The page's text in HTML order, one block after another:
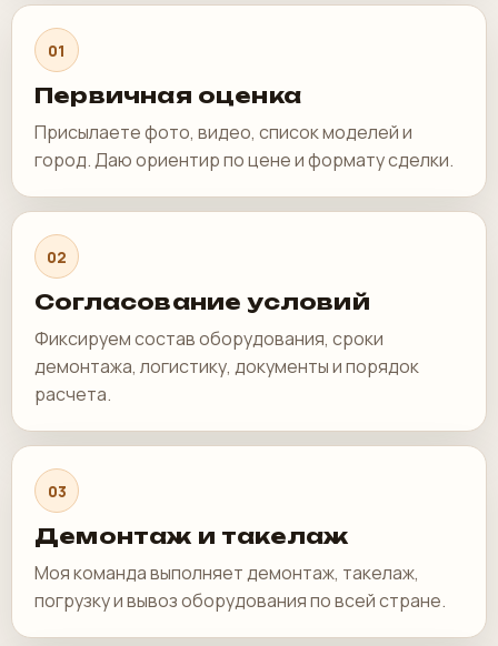
01
Первичная оценка
Присылаете фото, видео, список моделей и
город. Даю ориентир по цене и формату сделки.
02
Согласование условий
Фиксируем состав оборудования, сроки
демонтажа, логистику, документы и порядок
расчета.
03
Демонтаж и такелаж
Моя команда выполняет демонтаж, такелаж,
погрузку и вывоз оборудования по всей стране.